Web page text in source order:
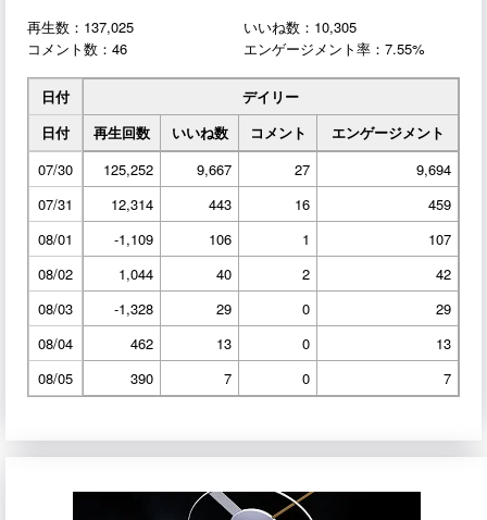
再生数：137,025
いいね数：10,305
コメント数：46
エンゲージメント率：7.55%
日付
デイリー
日付
再生回数 いいね数 コメント
エンゲージメント
07/30
125,252 9,667 27
9,694
07/31
12,314 443 16
459
08/01
-1,109 106 1
107
08/02
1,044 40 2
42
08/03
-1,328 29 0
29
08/04
462 13 0
13
08/05
390 7 0 7